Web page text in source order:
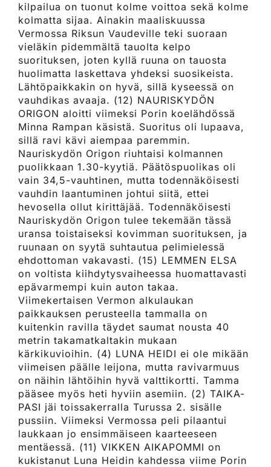
kilpailua on tuonut kolme voittoa sekä kolme
kolmatta sijaa. Ainakin maaliskuussa
Vermossa Riksun Vaudeville teki suoraan
vieläkin pidemmältä tauolta kelpo
suorituksen, joten kyllä ruuna on tauosta
huolimatta laskettava yhdeksi suosikeista.
Lähtöpaikkakin on hyvä, sillä kyseessä on
vauhdikas avaaja. (12) NAURISKYDÖN
ORIGON aloitti viimeksi Porin koelähdössä
Minna Rampan käsistä. Suoritus oli lupaava,
sillä ravi kävi aiempaa paremmin.
Nauriskydön Origon riuhtaisi kolmannen
puolikkaan 1.30-kyytiä. Päätöspuolikas oli
vain 34,5-vauhtinen, mutta todennäköisesti
vauhdin laantuminen johtui siitä, ettei
hevosella ollut kirittäjää. Todennäköisesti
Nauriskydön Origon tulee tekemään tässä
uransa toistaiseksi kovimman suorituksen, ja
ruunaan on syytä suhtautua pelimielessä
ehdottoman vakavasti. (15) LEMMEN ELSA
on voltista kiihdytysvaiheessa huomattavasti
epävarmempi kuin auton takaa.
Viimekertaisen Vermon alkulaukan
paikkauksen perusteella tammalla on
kuitenkin ravilla täydet saumat nousta 40
metrin takamatkaltakin mukaan
kärkikuvioihin. (4) LUNA HEIDI ei ole mikään
viimeisen päälle leijona, mutta ravivarmuus
on näihin lähtöihin hyvä valttikortti. Tamma
pääsee myös heti hyviin asemiin. (2) TAIKA-
PASI jäi toissakerralla Turussa 2. sisälle
pussiin. Viimeksi Vermossa peli pilaantui
laukkaan jo ensimmäiseen kaarteeseen
mentäessä. (11) VIKKEN AIKAPOMMI on
kukistanut Luna Heidin kahdessa viime Porin